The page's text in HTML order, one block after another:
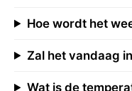
Hoe wordt het
Zal het vandaag
Wat is de